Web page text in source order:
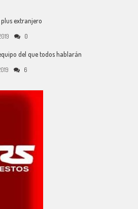
extranjero
0
del que todos hablarán
6